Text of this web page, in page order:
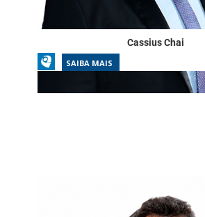
Cassius Chai
SAIBA MAIS